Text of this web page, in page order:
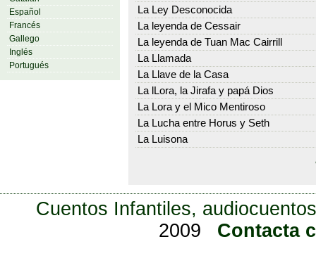
Español
Francés
Gallego
Inglés
Portugués
La Ley Desconocida
La leyenda de Cessair
La leyenda de Tuan Mac Cairrill
La Llamada
La Llave de la Casa
La lLora, la Jirafa y papá Dios
La Lora y el Mico Mentiroso
La Lucha entre Horus y Seth
La Luisona
Cuentos Infantiles,
2009
Contacta